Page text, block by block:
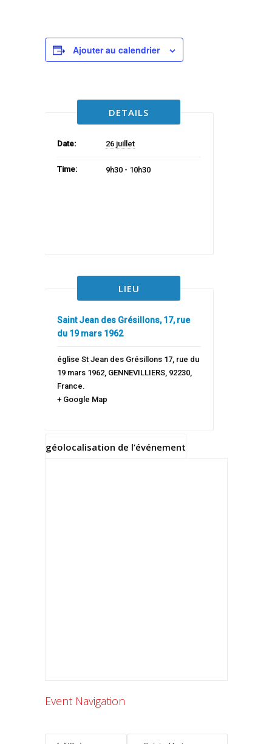
Ajouter au calendrier
DETAILS
Date: 26 juillet
Time: 9h30 - 10h30
LIEU
Saint Jean des Grésillons, 17, rue
du 19 mars 1962
église St Jean des Grésillons 17, rue du
19 mars 1962, GENNEVILLIERS, 92230,
France.
+ Google Map
géolocalisation de l’événement
Event Navigation